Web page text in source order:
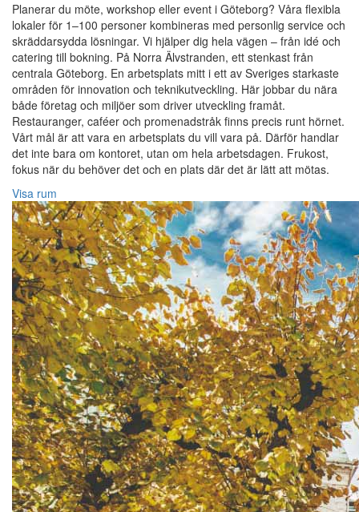
Planerar du möte, workshop eller event i Göteborg? Våra flexibla
lokaler för 1–100 personer kombineras med personlig service och
skräddarsydda lösningar. Vi hjälper dig hela vägen – från idé och
catering till bokning. På Norra Älvstranden, ett stenkast från
centrala Göteborg. En arbetsplats mitt i ett av Sveriges starkaste
områden för innovation och teknikutveckling. Här jobbar du nära
både företag och miljöer som driver utveckling framåt.
Restauranger, caféer och promenadstråk finns precis runt hörnet.
Vårt mål är att vara en arbetsplats du vill vara på. Därför handlar
det inte bara om kontoret, utan om hela arbetsdagen. Frukost,
fokus när du behöver det och en plats där det är lätt att mötas.
Visa rum